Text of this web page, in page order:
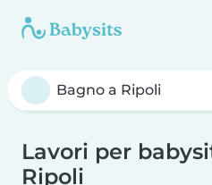
Lavori per
Ripoli